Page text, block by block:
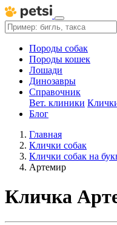
Породы собак
Породы кошек
Лошади
Динозавры
Справочник
Вет. клиники
Блог
Главная
Клички собак
Клички собак на
Артемир
Кличка